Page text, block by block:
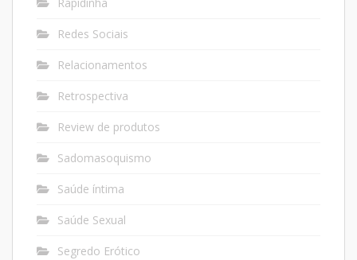
Redes Sociais
Relacionamentos
Retrospectiva
Review de produtos
Sadomasoquismo
Saúde íntima
Saúde Sexual
Segredo Erótico